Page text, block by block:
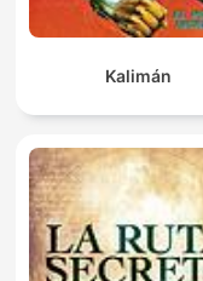
Kalimán